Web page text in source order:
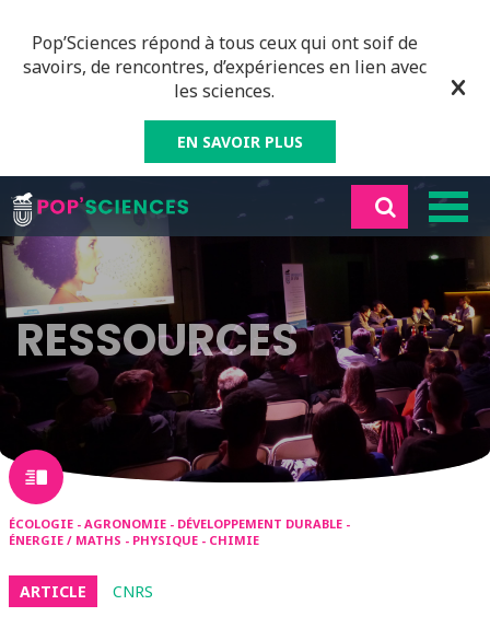
Pop’Sciences répond à tous ceux qui ont soif de
savoirs, de rencontres, d’expériences en lien avec
les sciences.
EN SAVOIR PLUS
RESSOURCES
ÉCOLOGIE - AGRONOMIE - DÉVELOPPEMENT DURABLE -
ÉNERGIE / MATHS - PHYSIQUE - CHIMIE
ARTICLE CNRS